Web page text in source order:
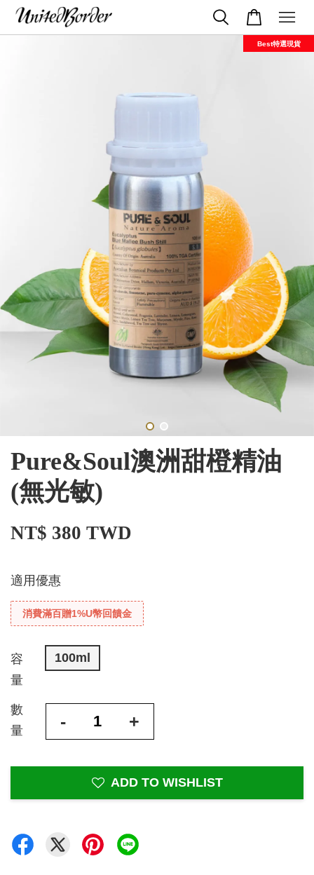
Best特選現貨
Pure&Soul澳洲甜橙精油
(無光敏)
NT$ 380 TWD
適用優惠
消費滿百贈1%U幣回饋金
容
量
100ml
數
量
- +
ADD TO WISHLIST